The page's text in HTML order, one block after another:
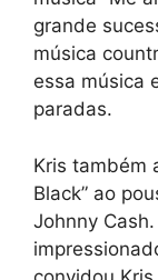
grande
música
essa música
paradas.
Kris também
Black” ao
Johnny